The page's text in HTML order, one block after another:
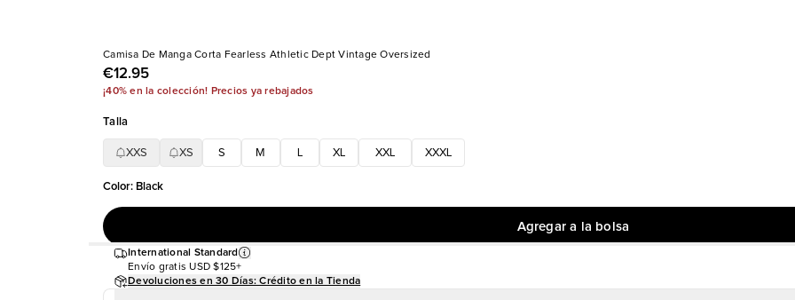
Camisa De Manga Corta Fearless Athletic Dept Vintage Oversized
€12.95
¡40% en la colección! Precios ya rebajados
Talla
XXS XS S M XL XXL XXXL
Color: Black
Agregar a la bolsa
International Standard
Envío gratis USD $125+
Devoluciones en 30 Días: Crédito en la Tienda